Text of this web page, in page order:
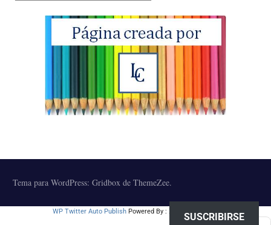
Tema para WordPress: Gridbox de ThemeZee.
WP Twitter Auto Publish Powered By : XYZScripts.com
SUSCRIBIRSE